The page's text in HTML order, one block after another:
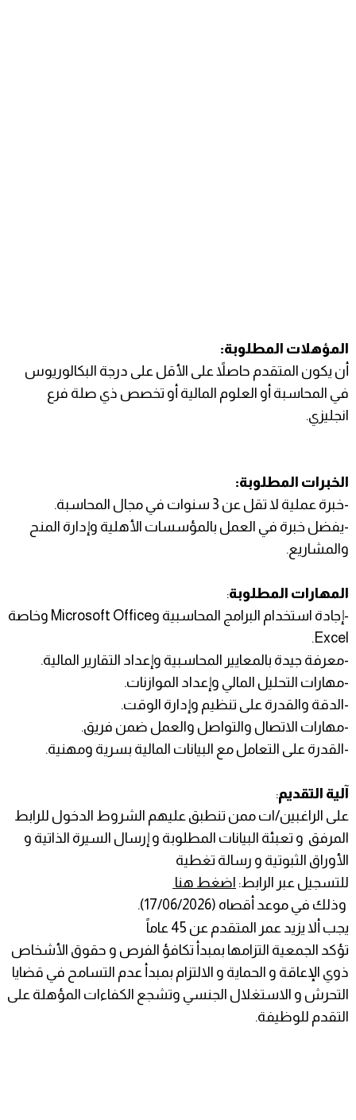
المؤهلات المطلوبة:
أن يكون المتقدم حاصلاً على الأقل على درجة البكالوريوس
في المحاسبة أو العلوم المالية أو تخصص ذي صلة فرع
انجليزي.
الخبرات المطلوبة:
-خبرة عملية لا تقل عن 3 سنوات في مجال المحاسبة.
-يفضل خبرة في العمل بالمؤسسات الأهلية وإدارة المنح
والمشاريع.
المهارات المطلوبة:
-إجادة استخدام البرامج المحاسبية وMicrosoft Office وخاصة
Excel.
-معرفة جيدة بالمعايير المحاسبية وإعداد التقارير المالية.
-مهارات التحليل المالي وإعداد الموازنات.
-الدقة والقدرة على تنظيم وإدارة الوقت.
-مهارات الاتصال والتواصل والعمل ضمن فريق.
-القدرة على التعامل مع البيانات المالية بسرية ومهنية.
آلية التقديم:
على الراغبين/ات ممن تنطبق عليهم الشروط الدخول للرابط
المرفق و تعبئة البيانات المطلوبة و إرسال السيرة الذاتية و
الأوراق الثبوتية و رسالة تغطية
للتسجيل عبر الرابط: اضغط هنا
وذلك في موعد أقصاه (17/06/2026).
يجب ألا يزيد عمر المتقدم عن 45 عاماً
تؤكد الجمعية التزامها بمبدأ تكافؤ الفرص و حقوق الأشخاص
ذوي الإعاقة و الحماية و الالتزام بمبدأ عدم التسامح في قضايا
التحرش و الاستغلال الجنسي وتشجع الكفاءات المؤهلة على
التقدم للوظيفة.